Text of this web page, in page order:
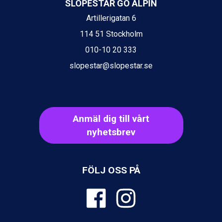
Sauze dOulx från 6.145 kr.
Alleghe från 8.545 kr.
Arabba från 11.045 kr.
La Thuile från 7.045 kr.
Cervinia från 8.245 kr.
Saalbach från 9.445 kr.
Champoluc från 5.945 kr.
Sestriere från 6.945 kr.
Wagrain från 7.095 kr.
Val Thorens från 8.395 kr.
Zell am See från 6.295 kr.
Canazei från 7.195 kr.
SLOPESTAR GO ALPIN
Artillerigatan 6
114 51 Stockholm
010-10 20 333
slopestar@slopestar.se
Anmäl dig till vårt
nyhetsbrev
FÖLJ OSS PÅ